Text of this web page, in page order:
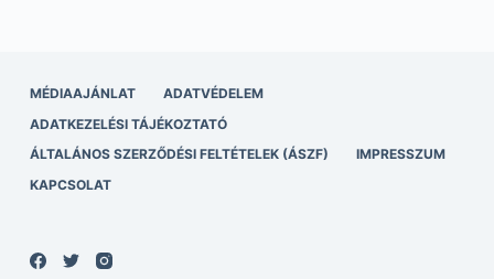
MÉDIAAJÁNLAT
ADATVÉDELEM
ADATKEZELÉSI TÁJÉKOZTATÓ
ÁLTALÁNOS SZERZŐDÉSI FELTÉTELEK (ÁSZF)
IMPRESSZUM
KAPCSOLAT